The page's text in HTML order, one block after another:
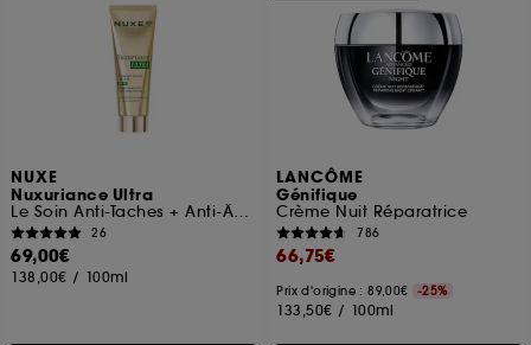
NUXE
Nuxuriance Ultra
Le Soin Anti-Taches + Anti-Âge SPF 30
26
69,00€
138,00€ / 100ml
LANCÔME
Génifique
Crème Nuit Réparatrice
786
66,75€
Prix d'origine : 89,00€ -25%
133,50€ / 100ml